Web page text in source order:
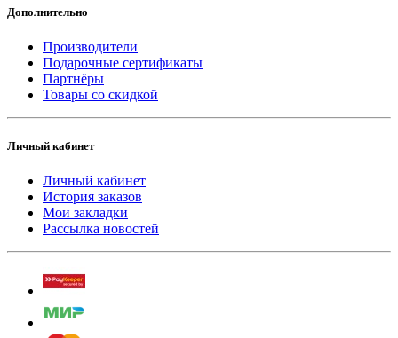
Дополнительно
Производители
Подарочные сертификаты
Партнёры
Товары со скидкой
Личный кабинет
Личный кабинет
История заказов
Мои закладки
Рассылка новостей